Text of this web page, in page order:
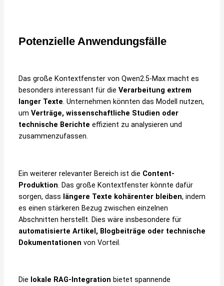
Potenzielle Anwendungsfälle
Das große Kontextfenster von Qwen2.5-Max macht es
besonders interessant für die Verarbeitung extrem
langer Texte. Unternehmen könnten das Modell nutzen,
um Verträge, wissenschaftliche Studien oder
technische Berichte effizient zu analysieren und
zusammenzufassen.
Ein weiterer relevanter Bereich ist die Content-
Produktion. Das große Kontextfenster könnte dafür
sorgen, dass längere Texte kohärenter bleiben, indem
es einen stärkeren Bezug zwischen einzelnen
Abschnitten herstellt. Dies wäre insbesondere für
automatisierte Artikel, Blogbeiträge oder technische
Dokumentationen von Vorteil.
Die lokale RAG-Integration bietet spannende